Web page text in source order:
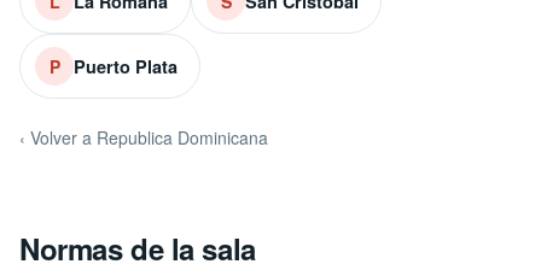
P Puerto Plata
‹ Volver a Republica Dominicana
Normas de la sala